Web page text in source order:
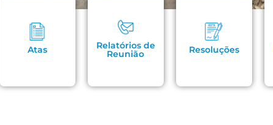
Atas Relatórios de
Reunião Resoluções